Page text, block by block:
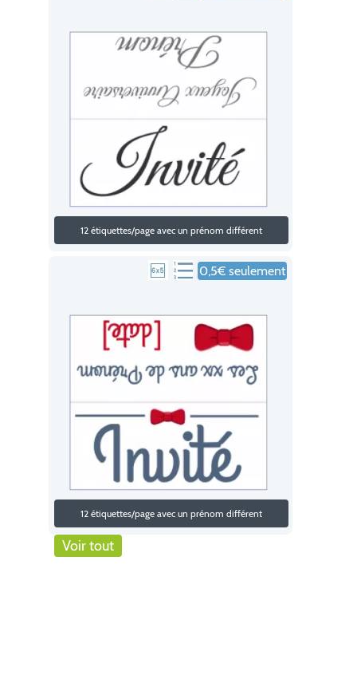
12 étiquettes/page avec un prénom différent
0,5€ seulement
12 étiquettes/page avec un prénom différent
Voir tout